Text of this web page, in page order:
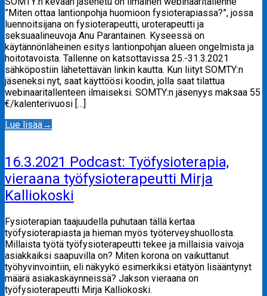
”Miten ottaa lantionpohja huomioon fysioterapiassa?”, jossa
luennoitsijana on fysioterapeutti, uroterapeutti ja
seksuaalineuvoja Anu Parantainen. Kyseessä on
käytännönläheinen esitys lantionpohjan alueen ongelmista ja
hoitotavoista. Tallenne on katsottavissa 25.-31.3.2021
sähköpostiin lähetettävän linkin kautta. Kun liityt SOMTY:n
jäseneksi nyt, saat käyttöösi koodin, jolla saat tilattua
webinaaritallenteen ilmaiseksi. SOMTY:n jäsenyys maksaa 55
€/kalenterivuosi […]
Lue lisää→
16.3.2021 Podcast: Työfysioterapia,
vieraana työfysioterapeutti Mirja
Kalliokoski
Fysioterapian taajuudella puhutaan tällä kertaa
työfysioterapiasta ja hieman myös työterveyshuollosta.
Millaista työtä työfysioterapeutti tekee ja millaisia vaivoja
asiakkaiksi saapuvilla on? Miten korona on vaikuttanut
työhyvinvointiin, eli näkyykö esimerkiksi etätyön lisääntynyt
määrä asiakaskäynneissä? Jakson vieraana on
työfysioterapeutti Mirja Kalliokoski.